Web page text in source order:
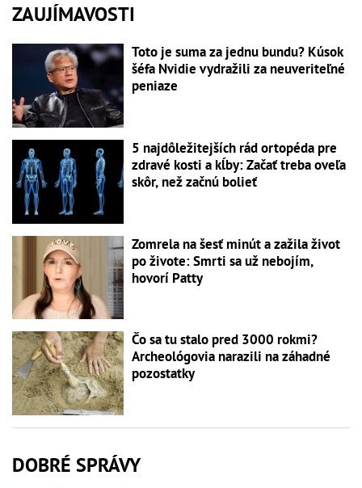
ZAUJÍMAVOSTI
Toto je suma za jednu bundu? Kúsok
šéfa Nvidie vydražili za neuveriteľné
peniaze
5 najdôležitejších rád ortopéda pre
zdravé kosti a kĺby: Začať treba oveľa
skôr, než začnú bolieť
Zomrela na šesť minút a zažila život
po živote: Smrti sa už nebojím,
hovorí Patty
Čo sa tu stalo pred 3000 rokmi?
Archeológovia narazili na záhadné
pozostatky
DOBRÉ SPRÁVY